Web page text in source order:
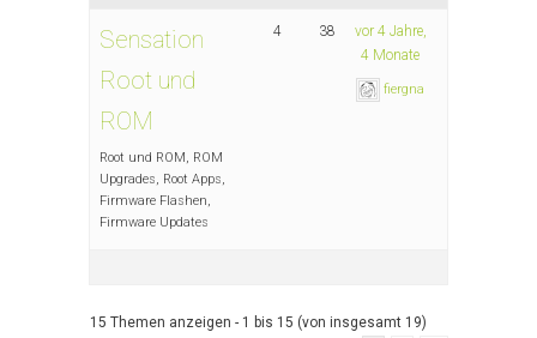
Sensation
Root und
ROM
Root und ROM, ROM
Upgrades, Root Apps,
Firmware Flashen,
Firmware Updates
4 38
vor 4 Jahre,
4 Monate
fiergna
15 Themen anzeigen - 1 bis 15 (von insgesamt 19)